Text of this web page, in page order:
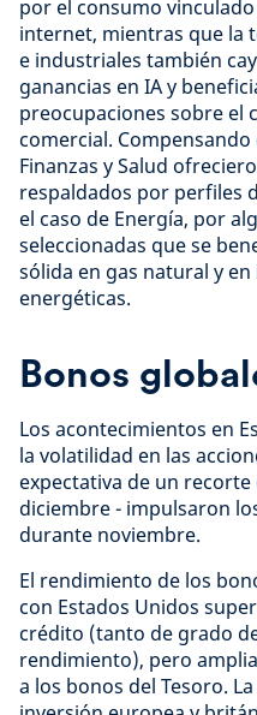
por el consumo
internet, mientras que la
e industriales también
ganancias en IA y
preocupaciones sobre el
comercial.
Finanzas y Salud
respaldados por perfiles
el caso de Energía, por
seleccionadas que se
sólida en gas natural y
energéticas.
Bonos
Los acontecimientos en
la volatilidad en las
expectativa de un recorte
diciembre - impulsaron
durante noviembre.
El rendimiento de los
con Estados Unidos
crédito (tanto de grado
rendimiento), pero
a los bonos del Tesoro.